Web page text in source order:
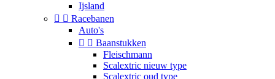
Ijsland
  Racebanen
Auto's
  Baanstukken
Fleischmann
Scalextric nieuw type
Scalextric oud type